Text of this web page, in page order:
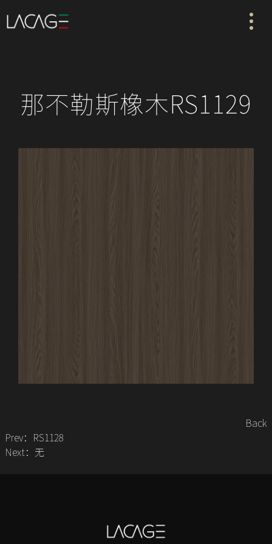
那不勒斯橡木RS1129
Back
Prev：
RS1128
Next：无